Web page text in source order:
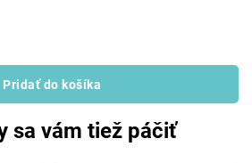
Pridať do košíka
sa vám tiež páčiť